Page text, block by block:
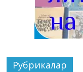
Рубрикалар